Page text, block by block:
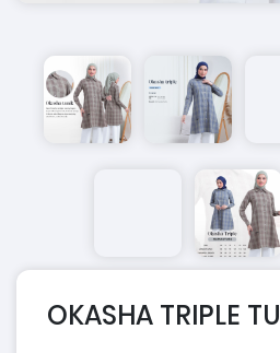
OKASHA TRIPLE